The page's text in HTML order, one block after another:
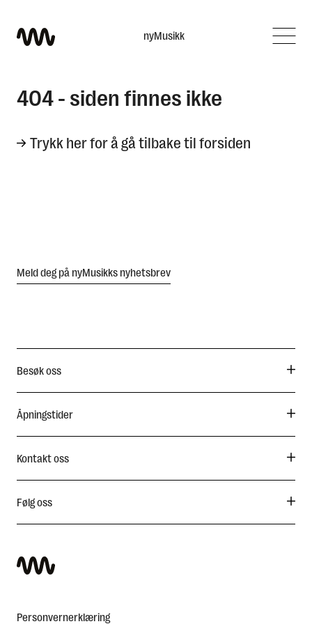
nyMusikk
English
Hva leter du etter?
404 - siden finnes ikke
Trykk her for å gå tilbake til forsiden
Meld deg på nyMusikks nyhetsbrev
Besøk oss
Åpningstider
Kontakt oss
Følg oss
Personvernerklæring